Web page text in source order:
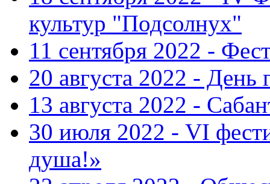
культур "Подсолнух"
11 сентября 2022 -
20 августа 2022 - День
13 августа 2022 -
30 июля 2022 - VI
душа!»